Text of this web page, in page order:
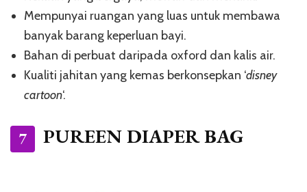
Mempunyai ruangan yang luas untuk membawa
banyak barang keperluan bayi.
Bahan di perbuat daripada oxford dan kalis air.
Kualiti jahitan yang kemas berkonsepkan ‘disney
cartoon‘.
7 PUREEN DIAPER BAG